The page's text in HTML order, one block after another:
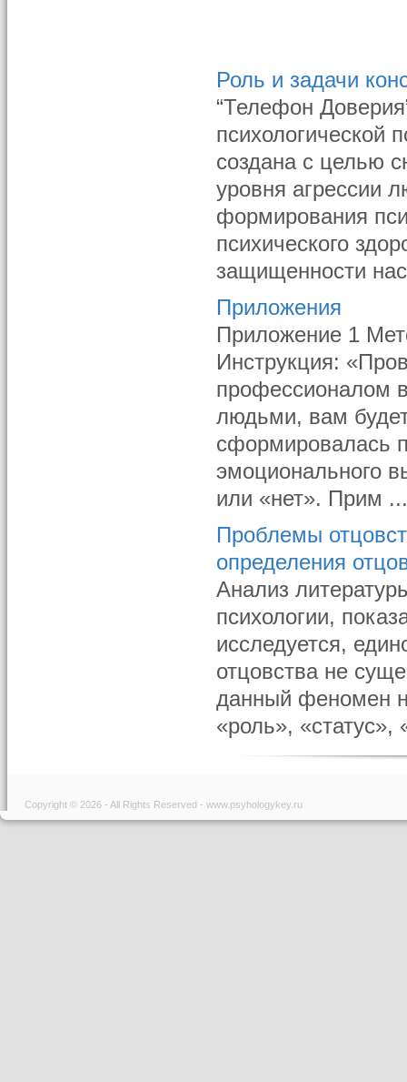
Роль и задачи
“Телефон
создана с целью
уровня агрессии
формирования
психического
защищенности
Приложения
Приложение 1
Инструкция:
профессионалом
людьми, вам
сформировалась
эмоционального
или «нет». Прим
Проблемы
определения
Анализ
психологии,
исследуется,
отцовства не
данный феномен
«роль», «статус»,
Copyright © 2026 - All Rights Reserved - www.psyhologykey.ru